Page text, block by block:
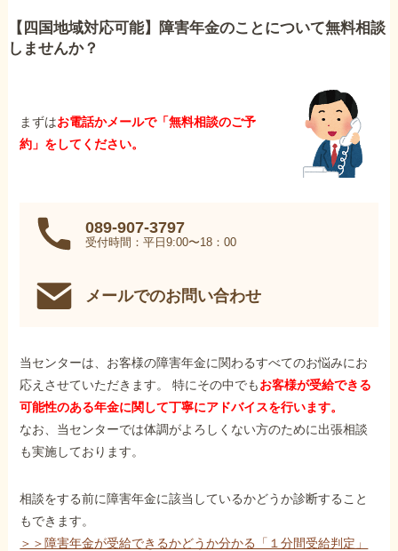
【四国地域対応可能】障害年金のことについて無料相談
しませんか？
まずはお電話かメールで「無料相談のご予
約」をしてください。
089-907-3797
受付時間：平日9:00〜18：00
メールでのお問い合わせ
当センターは、お客様の障害年金に関わるすべてのお悩みにお
応えさせていただきます。 特にその中でもお客様が受給できる
可能性のある年金に関して丁寧にアドバイスを行います。
なお、当センターでは体調がよろしくない方のために出張相談
も実施しております。
相談をする前に障害年金に該当しているかどうか診断すること
もできます。
＞＞障害年金が受給できるかどうか分かる「１分間受給判定」